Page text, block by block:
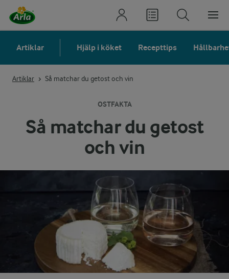
Artiklar Hjälp i köket Recepttips
Artiklar Så matchar du getost och vin
OSTFAKTA
Så matchar du getost
och vin